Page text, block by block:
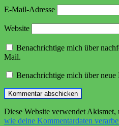
E-Mail-Adresse
Website
Benachrichtige mich über
Mail.
Benachrichtige mich über
Diese Website verwendet Akismet,
wie deine Kommentardaten